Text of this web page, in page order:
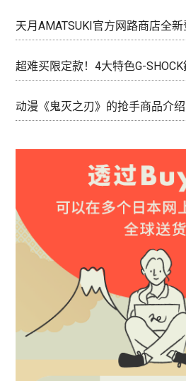
天月AMATSUKI官方网路商店全新
超难买限定款！4大特色G-
动漫《鬼灭之刃》的抢手商品介